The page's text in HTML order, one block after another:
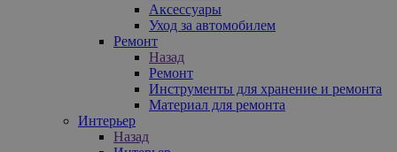
Аксессуары
Уход за автомобилем
Ремонт
Назад
Ремонт
Инструменты для хранение и ремонта
Материал для ремонта
Интерьер
Назад